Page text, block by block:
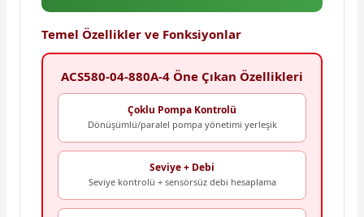
Temel Özellikler ve Fonksiyonlar
ACS580-04-880A-4 Öne Çıkan Özellikleri
Çoklu Pompa Kontrolü
Dönüşümlü/paralel pompa yönetimi yerleşik
Seviye + Debi
Seviye kontrolü + sensörsüz debi hesaplama